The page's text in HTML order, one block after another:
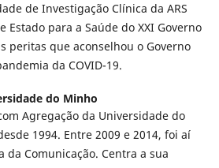
de Investigação Clínica da ARS
Estado para a Saúde do XXI Governo
peritas que aconselhou o Governo
da COVID-19.
do Minho
Agregação da Universidade do
1994. Entre 2009 e 2014, foi aí
da Comunicação. Centra a sua